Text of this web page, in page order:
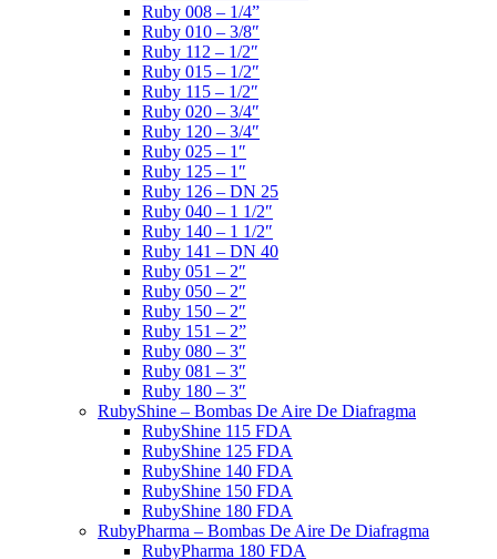
Ruby 008 – 1/4”
Ruby 010 – 3/8″
Ruby 112 – 1/2″
Ruby 015 – 1/2″
Ruby 115 – 1/2″
Ruby 020 – 3/4″
Ruby 120 – 3/4″
Ruby 025 – 1″
Ruby 125 – 1″
Ruby 126 – DN 25
Ruby 040 – 1 1/2″
Ruby 140 – 1 1/2″
Ruby 141 – DN 40
Ruby 051 – 2″
Ruby 050 – 2″
Ruby 150 – 2″
Ruby 151 – 2”
Ruby 080 – 3″
Ruby 081 – 3″
Ruby 180 – 3″
RubyShine – Bombas De Aire De Diafragma
RubyShine 115 FDA
RubyShine 125 FDA
RubyShine 140 FDA
RubyShine 150 FDA
RubyShine 180 FDA
RubyPharma – Bombas De Aire De Diafragma
RubyPharma 180 FDA